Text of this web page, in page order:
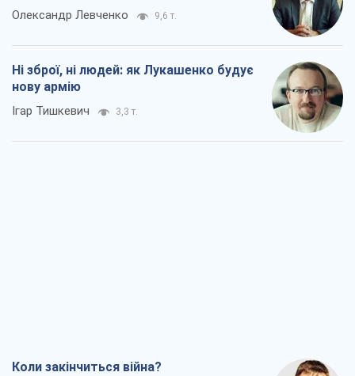
Олександр Левченко 9,6 т.
Ні зброї, ні людей: як Лукашенко будує
нову армію
Ігар Тишкевич 3,3 т.
Коли закінчиться війна?